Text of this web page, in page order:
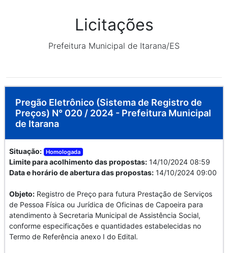
Licitações
Prefeitura Municipal de Itarana/ES
Pregão Eletrônico (Sistema de Registro de
Preços) N° 020 / 2024 - Prefeitura Municipal
de Itarana
Situação: Homologada
Limite para acolhimento das propostas: 14/10/2024 08:59
Data e horário de abertura das propostas: 14/10/2024 09:00
Objeto: Registro de Preço para futura Prestação de Serviços
de Pessoa Física ou Jurídica de Oficinas de Capoeira para
atendimento à Secretaria Municipal de Assistência Social,
conforme especificações e quantidades estabelecidas no
Termo de Referência anexo I do Edital.